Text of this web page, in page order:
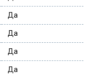
Да
Да
Да
Да